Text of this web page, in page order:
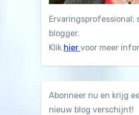
Ervaringsprofessional:
blogger.
Klik hier voor meer
Abonneer nu en krijg
nieuw blog verschijnt!